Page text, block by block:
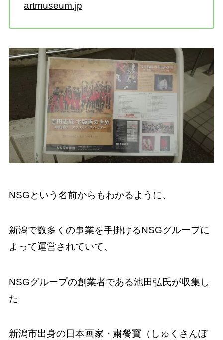
artmuseum.jp
NSGという名前からもわかるように、
新潟で数多くの事業を手掛けるNSGグループに
よって運営されていて、
NSGグループの創業者である池田弘氏が収集し
た
新潟市出身の日本画家・粛餐寶（しゅくさんぽ